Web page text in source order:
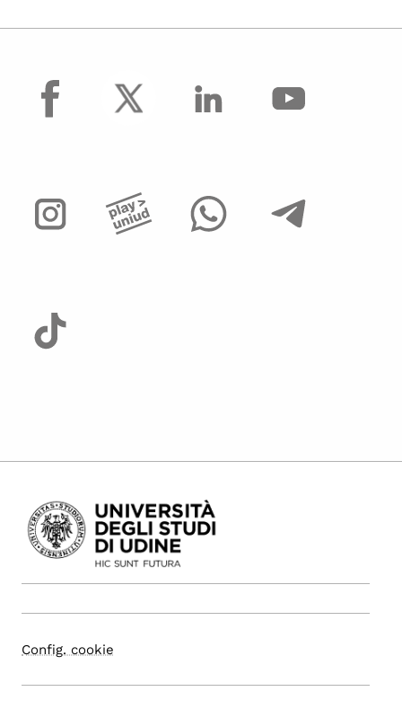
facebook
Config. cookie